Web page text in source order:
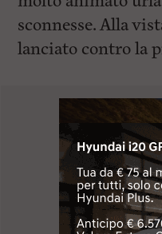
sconnesse. Alla
lanciato contro la